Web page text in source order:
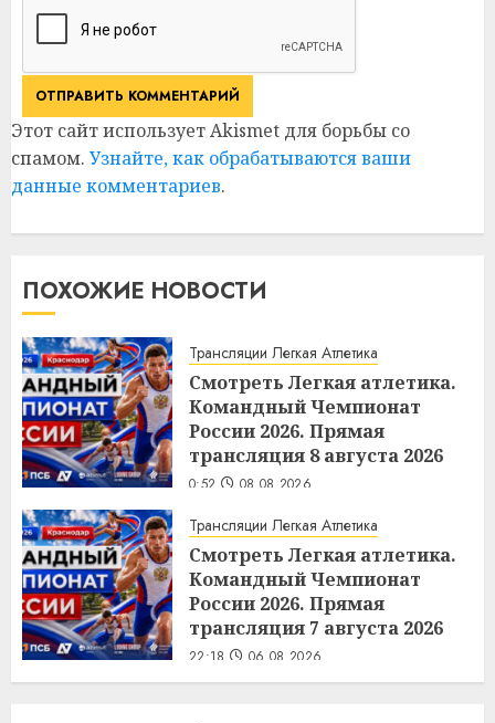
Этот сайт использует Akismet для борьбы со
спамом. Узнайте, как обрабатываются ваши
данные комментариев.
ПОХОЖИЕ НОВОСТИ
Трансляции Легкая Атлетика
Смотреть Легкая атлетика.
Командный Чемпионат
России 2026. Прямая
трансляция 8 августа 2026
0:52 08.08.2026
Трансляции Легкая Атлетика
Смотреть Легкая атлетика.
Командный Чемпионат
России 2026. Прямая
трансляция 7 августа 2026
22:18 06.08.2026